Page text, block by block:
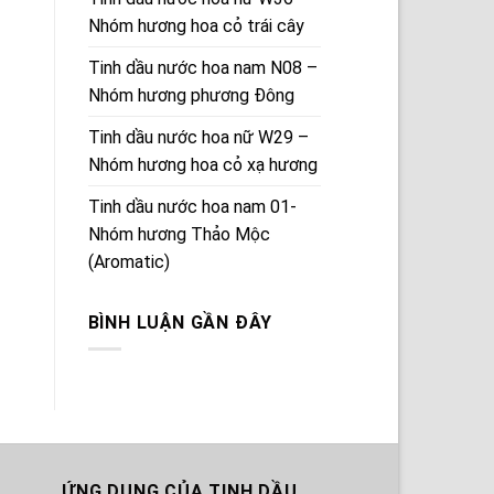
Nhóm hương hoa cỏ trái cây
Tinh dầu nước hoa nam N08 –
Nhóm hương phương Đông
Tinh dầu nước hoa nữ W29 –
Nhóm hương hoa cỏ xạ hương
Tinh dầu nước hoa nam 01-
Nhóm hương Thảo Mộc
(Aromatic)
BÌNH LUẬN GẦN ĐÂY